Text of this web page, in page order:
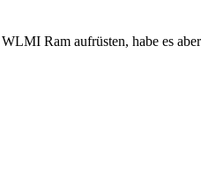
Ram aufrüsten, habe es